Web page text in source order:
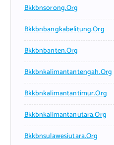
Bkkbnsorong.org
Bkkbnbangkabelitung.org
Bkkbnbanten.org
Bkkbnkalimantantengah.org
Bkkbnkalimantantimur.org
Bkkbnkalimantanutara.org
Bkkbnsulawesiutara.org